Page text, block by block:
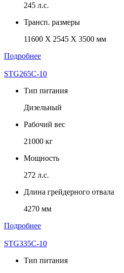
245 л.с.
Трансп. размеры
11600 X 2545 X 3500 мм
Подробнее
STG265C-10
Тип питания
Дизельный
Рабочий вес
21000 кг
Мощность
272 л.с.
Длина грейдерного отвала
4270 мм
Подробнее
STG335C-10
Тип питания